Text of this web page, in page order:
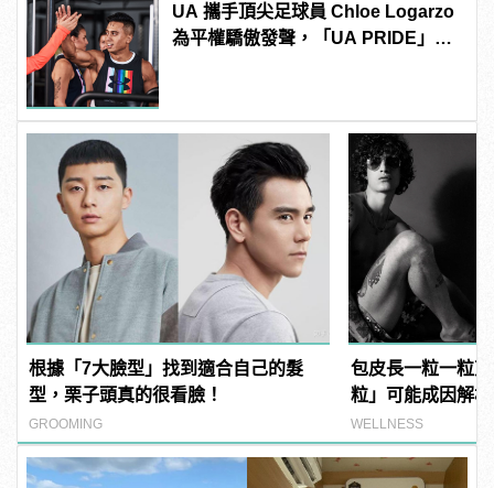
UA 攜手頂尖足球員 Chloe Logarzo
為平權驕傲發聲，「UA PRIDE」系
根據「7大臉型」找到適合自己的髮
型，栗子頭真的很看臉！
GROOMING
包皮長一粒一粒
粒」可能成因解
病！
WELLNESS